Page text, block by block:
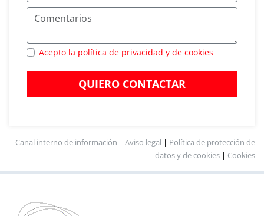
Acepto la política de privacidad y de cookies
QUIERO CONTACTAR
Canal interno de información | Aviso legal | Política de protección de
datos y de cookies | Cookies